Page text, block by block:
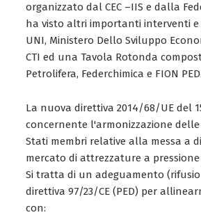
organizzato dal CEC –IIS e dalla
ha visto altri importanti interventi e
UNI, Ministero Dello Sviluppo
CTI ed una Tavola Rotonda
Petrolifera, Federchimica e FION PED.
La nuova direttiva 2014/68/UE del
concernente l'armonizzazione
Stati membri relative alla messa a
mercato di attrezzature a
Si tratta di un adeguamento
direttiva 97/23/CE (PED) per
con: